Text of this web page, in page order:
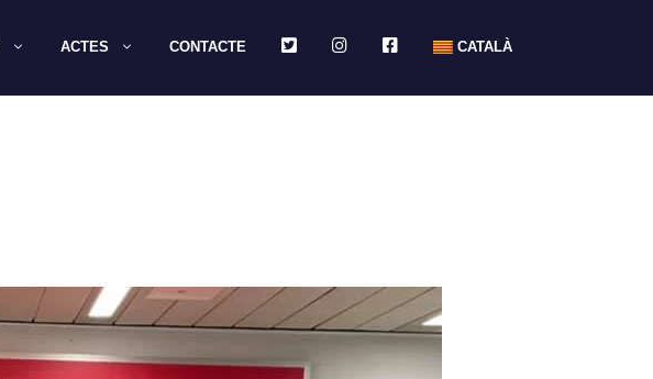
ACTES CONTACTE TWITTERINSTAGRAMFACEBOOKCATALÀ